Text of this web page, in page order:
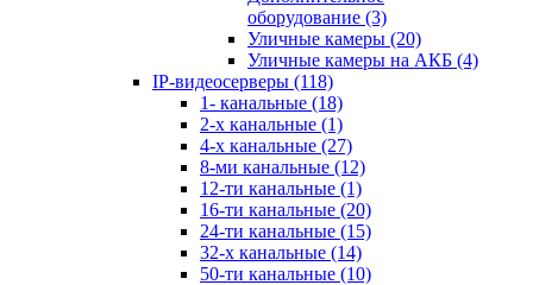
оборудование (3)
Уличные камеры (20)
Уличные камеры на АКБ (4)
IP-видеосерверы (118)
1- канальные (18)
2-х канальные (1)
4-х канальные (27)
8-ми канальные (12)
12-ти канальные (1)
16-ти канальные (20)
24-ти канальные (15)
32-х канальные (14)
50-ти канальные (10)